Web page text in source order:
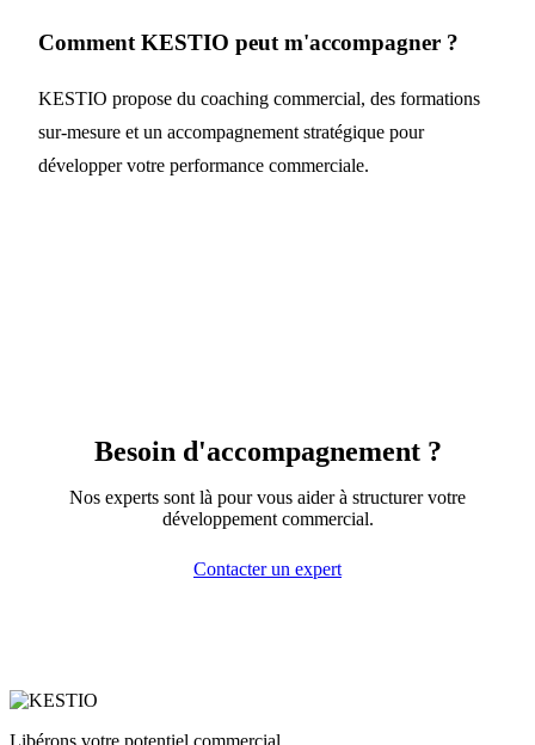
Comment KESTIO peut m'accompagner ?
KESTIO propose du coaching commercial, des formations
sur-mesure et un accompagnement stratégique pour
développer votre performance commerciale.
Besoin d'accompagnement ?
Nos experts sont là pour vous aider à structurer votre
développement commercial.
Contacter un expert
Libérons votre potentiel commercial